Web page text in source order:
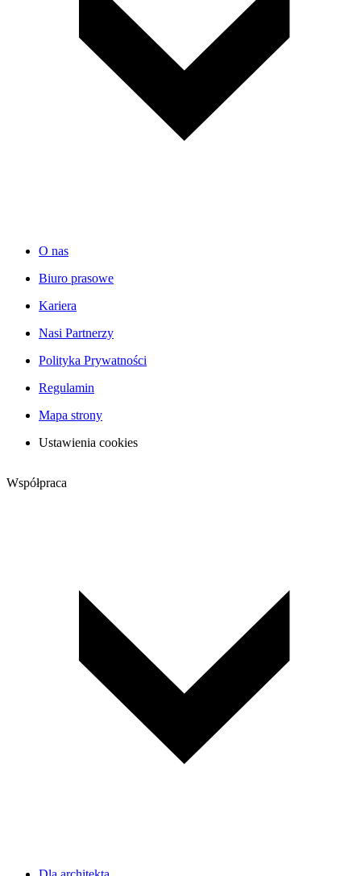
O nas
Biuro prasowe
Kariera
Nasi Partnerzy
Polityka Prywatności
Regulamin
Mapa strony
Ustawienia cookies
Współpraca